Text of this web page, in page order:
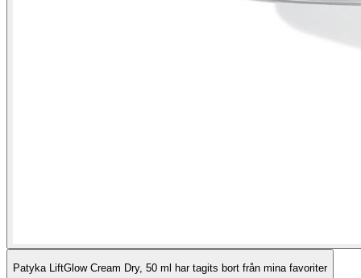
Patyka LiftGlow Cream Dry, 50 ml har tagits bort från mina favoriter